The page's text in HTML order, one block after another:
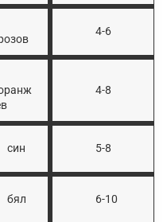
4-6
4-8
син 5-8
бял 6-10